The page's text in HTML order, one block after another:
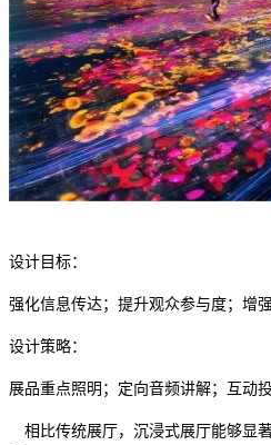
设计目标：
强化信息传达；提升观众参与度；增强
设计策略：
展品重点照明；定向音频讲解；互动
相比传统展厅，沉浸式展厅能够显